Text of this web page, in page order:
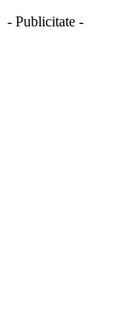
- Publicitate -